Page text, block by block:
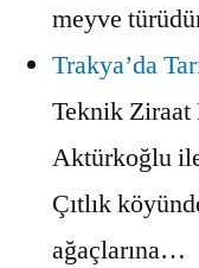
meyve
Trakya’da
Teknik Ziraat
Aktürkoğlu
Çıtlık
ağaçlarına…